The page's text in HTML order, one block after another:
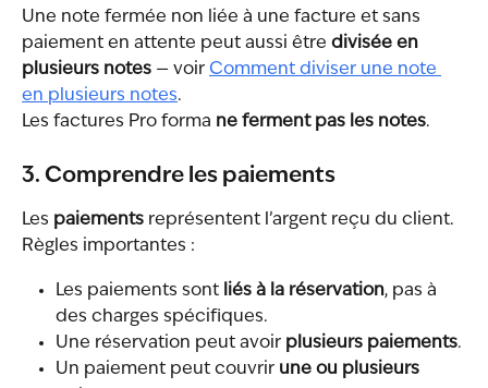
Une note fermée non liée à une facture et sans
paiement en attente peut aussi être divisée en
plusieurs notes — voir Comment diviser une note
en plusieurs notes.
Les factures Pro forma ne ferment pas les notes.
3. Comprendre les paiements
Les paiements représentent l’argent reçu du client.
Règles importantes :
Les paiements sont liés à la réservation, pas à
des charges spécifiques.
Une réservation peut avoir plusieurs paiements.
Un paiement peut couvrir une ou plusieurs